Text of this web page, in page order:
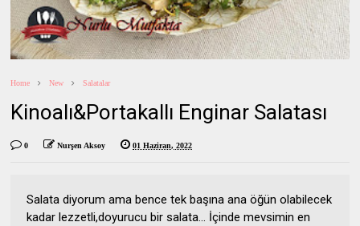
Home New Salatalar
Kinoalı&Portakallı Enginar Salatası
0 Nurşen Aksoy 01 Haziran, 2022
Salata diyorum ama bence tek başına ana öğün olabilecek
kadar lezzetli,doyurucu bir salata… İçinde mevsimin en